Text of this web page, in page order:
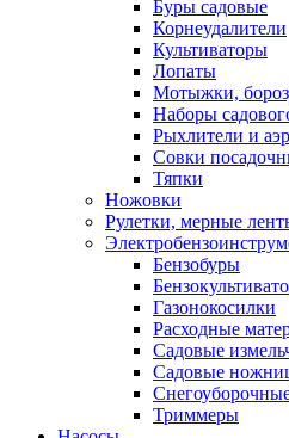
Буры садовые
Корнеудалители
Культиваторы
Лопаты
Мотыжки,
Наборы
Рыхлители и
Совки
Тяпки
Ножовки
Рулетки, мерные
Бензобуры
Газонокосилки
Расходные
Садовые
Садовые
Триммеры